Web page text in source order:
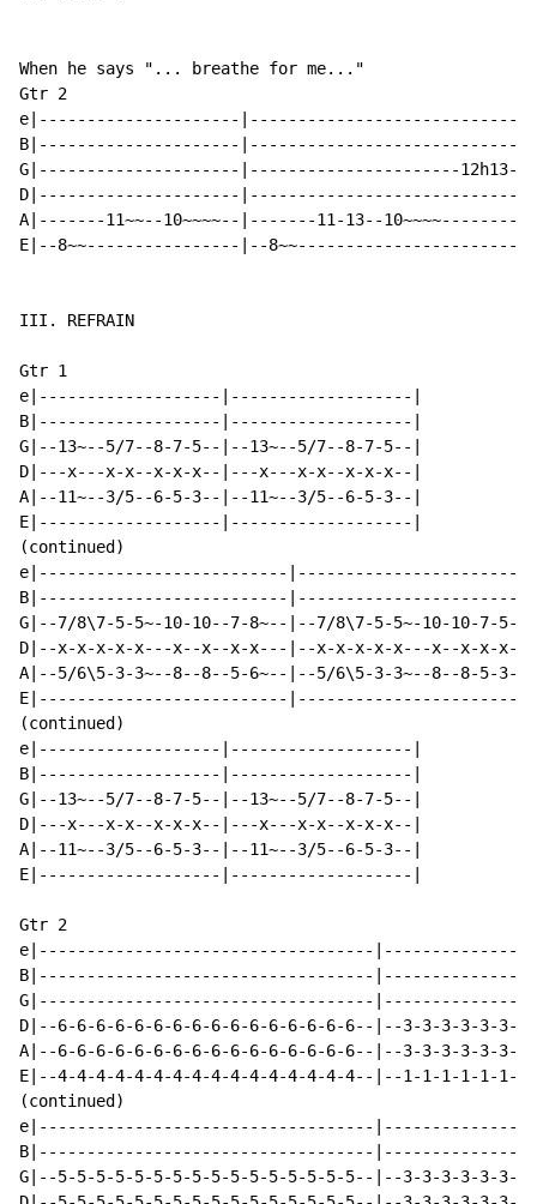
When he says "... breathe for me..."
Gtr 2
e|---------------------
B|---------------------
G|---------------------|----------------------12h13-
D|---------------------
A|-------11~~--10~~~~--|-------11-13--
E|--8~~----------------|--
III. REFRAIN
Gtr 1
e|-------------------|-------------------|
B|-------------------|-------------------|
G|--13~--5/7--8-7-5--|--13~--5/7--8-7-5--|
D|---x---x-x--x-x-x--|---x---x-x--x-x-x--|
A|--11~--3/5--6-5-3--|--11~--3/5--6-5-3--|
E|-------------------|-------------------|
(continued)
e|--------------------------
B|--------------------------
G|--7/8\7-5-5~-10-10--7-8~--|--7/8\7-5-5~-10-10-7-5-
D|--x-x-x-x-x---x--x--x-x---|--x-x-x-x-x---x--x-x-x-
A|--5/6\5-3-3~--8--8--5-6~--|--5/6\5-3-3~--8--8-5-3-
E|--------------------------
(continued)
e|-------------------|-------------------|
B|-------------------|-------------------|
G|--13~--5/7--8-7-5--|--13~--5/7--8-7-5--|
D|---x---x-x--x-x-x--|---x---x-x--x-x-x--|
A|--11~--3/5--6-5-3--|--11~--3/5--6-5-3--|
E|-------------------|-------------------|
Gtr 2
e|-----------------------------------
B|-----------------------------------
G|-----------------------------------
D|--6-6-6-6-6-6-6-6-6-6-6-6-6-6-6-6--|--3-3-3-3-3-3-
A|--6-6-6-6-6-6-6-6-6-6-6-6-6-6-6-6--|--3-3-3-3-3-3-
E|--4-4-4-4-4-4-4-4-4-4-4-4-4-4-4-4--|--1-1-1-1-1-1-
(continued)
e|-----------------------------------
B|-----------------------------------
G|--5-5-5-5-5-5-5-5-5-5-5-5-5-5-5-5--|--3-3-3-3-3-3-